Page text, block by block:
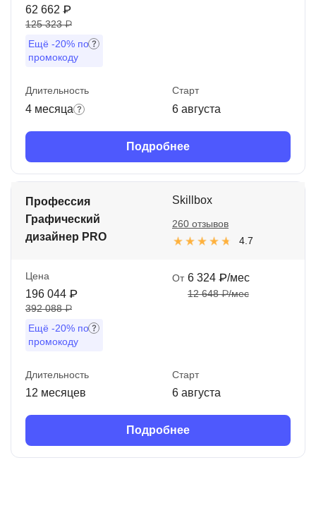
62 662 ₽
125 323 ₽
Ещё -20% по
промокоду
Длительность
4 месяца
Старт
6 августа
Подробнее
Профессия
Графический
дизайнер PRO
Skillbox
4.7
260 отзывов
Цена
196 044 ₽
392 088 ₽
Ещё -20% по
промокоду
От 6 324 ₽/мес
12 648 ₽/мес
Длительность
12 месяцев
Старт
6 августа
Подробнее